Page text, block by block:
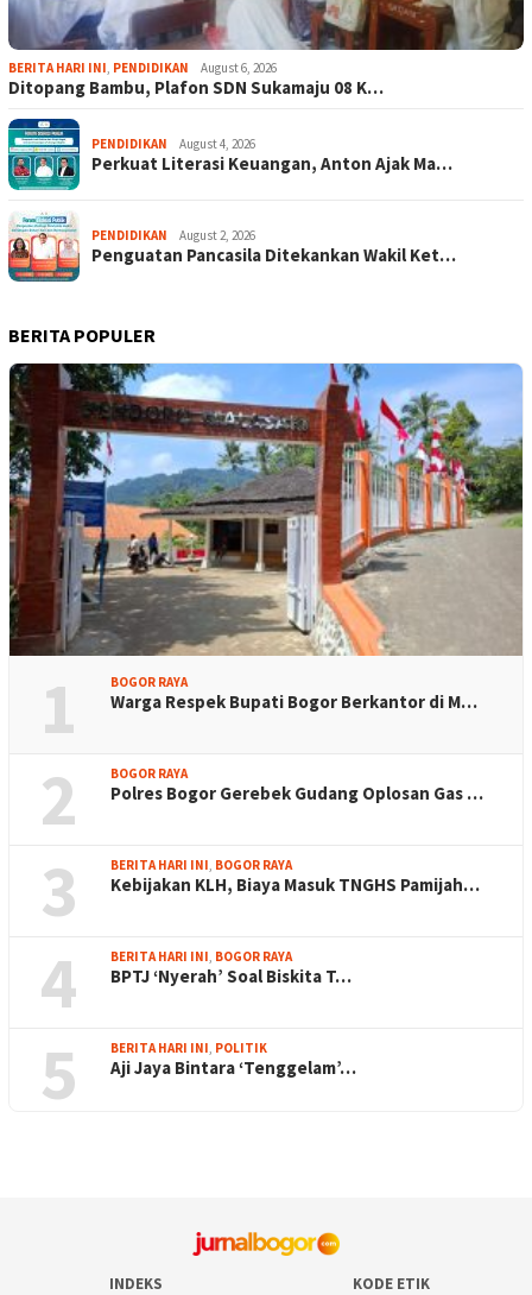
BERITA HARI INI, PENDIDIKAN August 6, 2026
Ditopang Bambu, Plafon SDN Sukamaju 08 K…
PENDIDIKAN August 4, 2026
Perkuat Literasi Keuangan, Anton Ajak Ma…
PENDIDIKAN August 2, 2026
Penguatan Pancasila Ditekankan Wakil Ket…
BERITA POPULER
1 BOGOR RAYA
Warga Respek Bupati Bogor Berkantor di M…
2 BOGOR RAYA
Polres Bogor Gerebek Gudang Oplosan Gas …
3 BERITA HARI INI, BOGOR RAYA
Kebijakan KLH, Biaya Masuk TNGHS Pamijah…
4 BERITA HARI INI, BOGOR RAYA
BPTJ ‘Nyerah’ Soal Biskita T…
5 BERITA HARI INI, POLITIK
Aji Jaya Bintara ‘Tenggelam’…
INDEKS KODE ETIK